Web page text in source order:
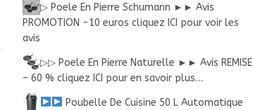
▷ Poele En Pierre Schumann ►► Avis
PROMOTION -10 euros cliquez ICI pour voir les
avis
▷▷ Poele En Pierre Naturelle ►► Avis REMISE
– 60 % cliquez ICI pour en savoir plus…
Poubelle De Cuisine 50 L Automatique